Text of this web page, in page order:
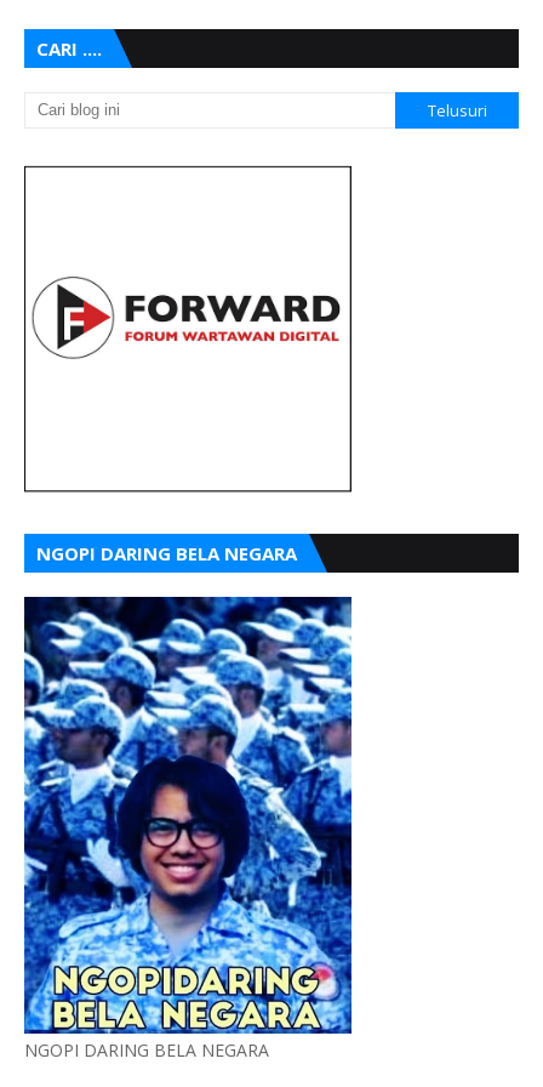
CARI ....
NGOPI DARING BELA NEGARA
NGOPI DARING BELA NEGARA